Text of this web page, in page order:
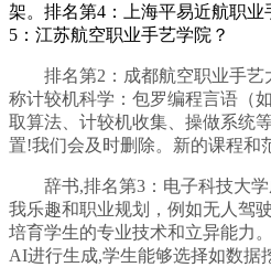
架。排名第4：上海平易近航职
5：江苏航空职业手艺学院？
排名第2：成都航空职业手艺
称计较机科学：包罗编程言语（
取算法、计较机收集、操做系统
置!我们会及时删除。新的课程和
辞书,排名第3：电子科技大学
我乐趣和职业规划，例如无人驾
培育学生的专业技术和立异能力
AI进行生成,学生能够选择如数据